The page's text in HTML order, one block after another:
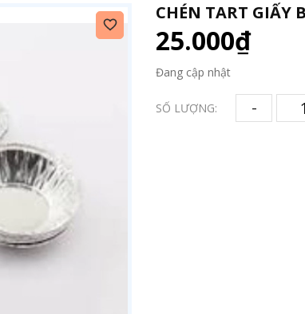
CHÉN TART GIẤY
25.000₫
Đang cập nhật
SỐ LƯỢNG: -